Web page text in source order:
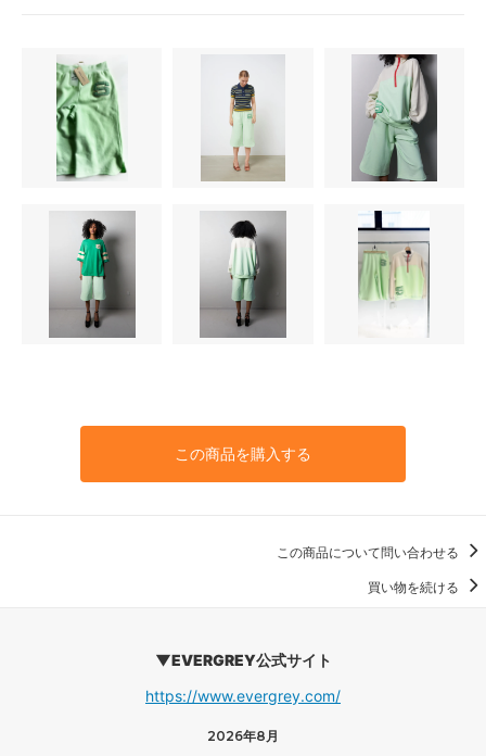
この商品を購入する
この商品について問い合わせる
買い物を続ける
▼EVERGREY公式サイト
https://www.evergrey.com/
2026年8月